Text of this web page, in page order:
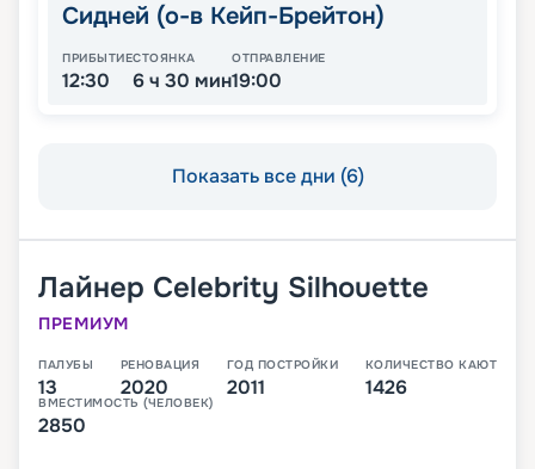
Сидней (о-в Кейп-Брейтон)
ПРИБЫТИЕ
12:30
СТОЯНКА
6 ч 30 мин
ОТПРАВЛЕНИЕ
19:00
Показать все дни (6)
Лайнер Celebrity Silhouette
ПРЕМИУМ
ПАЛУБЫ
13
РЕНОВАЦИЯ
2020
ГОД ПОСТРОЙКИ
2011
КОЛИЧЕСТВО КАЮТ
1426
ВМЕСТИМОСТЬ (ЧЕЛОВЕК)
2850